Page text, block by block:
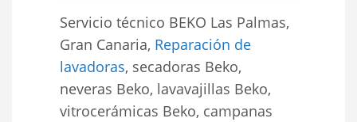
Servicio técnico BEKO Las Palmas,
Gran Canaria, Reparación de
lavadoras, secadoras Beko,
neveras Beko, lavavajillas Beko,
vitrocerámicas Beko, campanas